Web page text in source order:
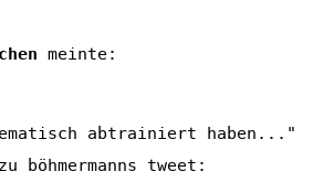
meinte:
abtrainiert haben..."
böhmermanns tweet: